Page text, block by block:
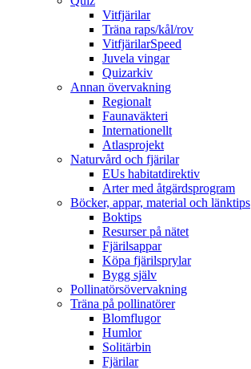
Vitfjärilar
Träna raps/kål/rov
VitfjärilarSpeed
Juvela vingar
Quizarkiv
Annan övervakning
Regionalt
Faunaväkteri
Internationellt
Atlasprojekt
Naturvård och fjärilar
EUs habitatdirektiv
Arter med åtgärdsprogram
Böcker, appar, material och länktips
Boktips
Resurser på nätet
Fjärilsappar
Köpa fjärilsprylar
Bygg själv
Pollinatörsövervakning
Träna på pollinatörer
Blomflugor
Humlor
Solitärbin
Fjärilar